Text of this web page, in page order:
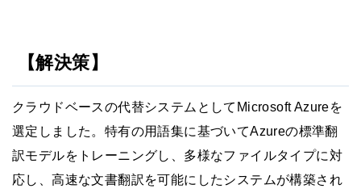
【解決策】
クラウドベースの代替システムとしてMicrosoft Azureを
選定しました。特有の用語集に基づいてAzureの標準翻
訳モデルをトレーニングし、多様なファイルタイプに対
応し、高速な文書翻訳を可能にしたシステムが構築され